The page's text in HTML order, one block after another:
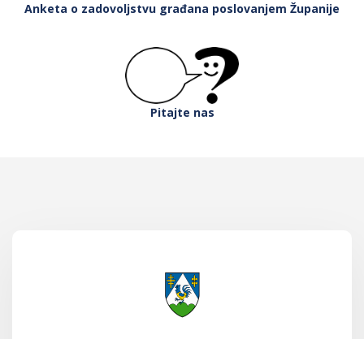
Anketa o zadovoljstvu građana poslovanjem Županije
Pitajte nas